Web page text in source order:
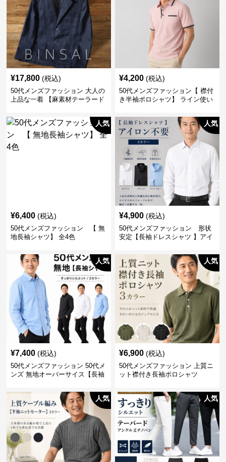
¥17,800 (税込)
50代メンズファッション 大人の
上品な一着 【麻素材テーラード
¥4,200 (税込)
50代メンズファッション【 襟付
き半袖ポロシャツ】 ライン使い
人気
¥6,400 (税込)
50代メンズファッション 【 無
地長袖シャツ】 全4色
人気
¥4,900 (税込)
50代メンズファッション 形状
安定【長袖ドレスシャツ 】アイ
人気
¥7,400 (税込)
50代メンズファッション 50代メ
ンズ 無地オーバーサイス【長袖
人気
¥6,900 (税込)
50代メンズファッション 上質ニ
ット襟付き長袖ポロシャツ
人気 人気